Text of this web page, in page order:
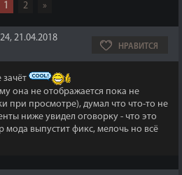
1 2 »
21.04.2018
НРАВИТСЯ
она не отображается пока не
при просмотре), думал что что-то не
ниже увидел оговорку - что это
мода выпустит фикс, мелочь но всё